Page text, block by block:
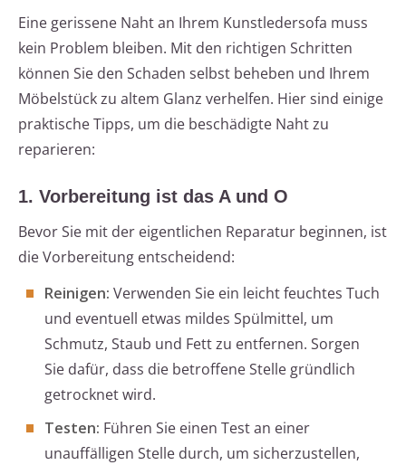
Eine gerissene Naht an Ihrem Kunstledersofa muss
kein Problem bleiben. Mit den richtigen Schritten
können Sie den Schaden selbst beheben und Ihrem
Möbelstück zu altem Glanz verhelfen. Hier sind einige
praktische Tipps, um die beschädigte Naht zu
reparieren:
1. Vorbereitung ist das A und O
Bevor Sie mit der eigentlichen Reparatur beginnen, ist
die Vorbereitung entscheidend:
Reinigen: Verwenden Sie ein leicht feuchtes Tuch
und eventuell etwas mildes Spülmittel, um
Schmutz, Staub und Fett zu entfernen. Sorgen
Sie dafür, dass die betroffene Stelle gründlich
getrocknet wird.
Testen: Führen Sie einen Test an einer
unauffälligen Stelle durch, um sicherzustellen,